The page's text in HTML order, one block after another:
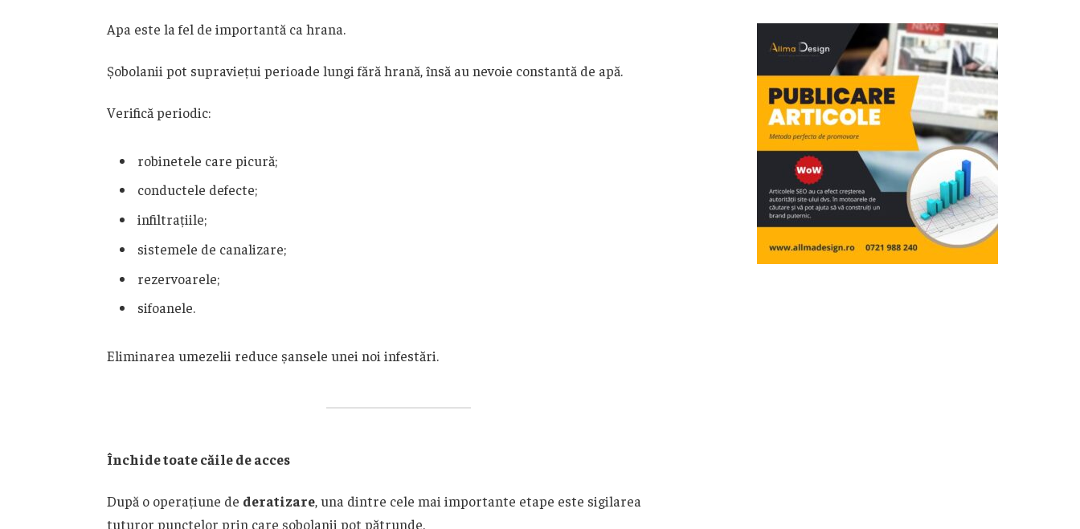
Apa este la fel de importantă ca hrana.
Șobolanii pot supraviețui perioade lungi fără hrană, însă au nevoie constantă de apă.
Verifică periodic:
robinetele care picură;
conductele defecte;
infiltrațiile;
sistemele de canalizare;
rezervoarele;
sifoanele.
Eliminarea umezelii reduce șansele unei noi infestări.
Închide toate căile de acces
După o operațiune de deratizare, una dintre cele mai importante etape este sigilarea
tuturor punctelor prin care șobolanii pot pătrunde.